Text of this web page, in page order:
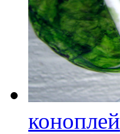
коноплей